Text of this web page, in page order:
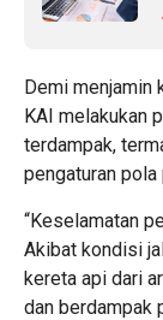
Demi menjamin
KAI melakukan
terdampak,
pengaturan pola
“Keselamatan
Akibat kondisi
kereta api dari
dan berdampak